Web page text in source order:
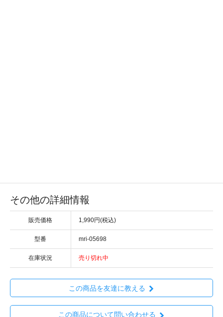
その他の詳細情報
販売価格 1,990円(税込)
型番 mri-05698
在庫状況 売り切れ中
この商品を友達に教える
この商品について問い合わせる